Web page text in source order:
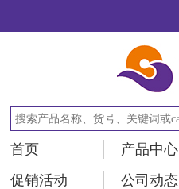
首页 产品中心
促销活动
公司动态